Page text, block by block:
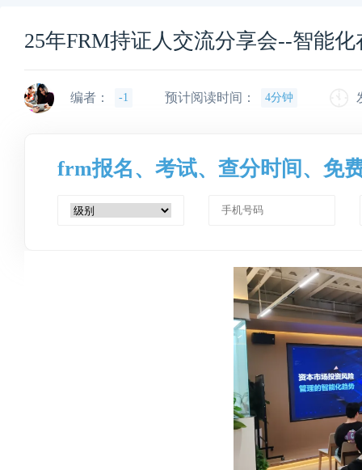
25年FRM持证人交流分享会--智能
编者： -1 预计阅读时间： 4分钟
frm报名、考试、查分时间、免